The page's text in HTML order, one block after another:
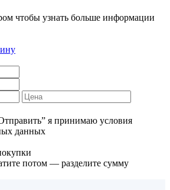
чтобы узнать больше информации
я принимаю условия
данных
потом — разделите сумму